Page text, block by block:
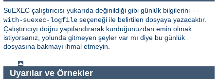
SuEXEC çalıştırıcısı yukarıda değinildiği gibi günlük bilgilerini --
with-suexec-logfile seçeneği ile belirtilen dosyaya yazacaktır.
Çalıştırıcıyı doğru yapılandırarak kurduğunuzdan emin olmak
istiyorsanız, yolunda gitmeyen şeyler var mı diye bu günlük
dosyasına bakmayı ihmal etmeyin.
Uyarılar ve Örnekler